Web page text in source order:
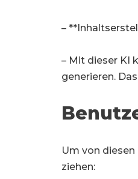
–
– Mit dieser KI
generieren.
Um von
ziehen: